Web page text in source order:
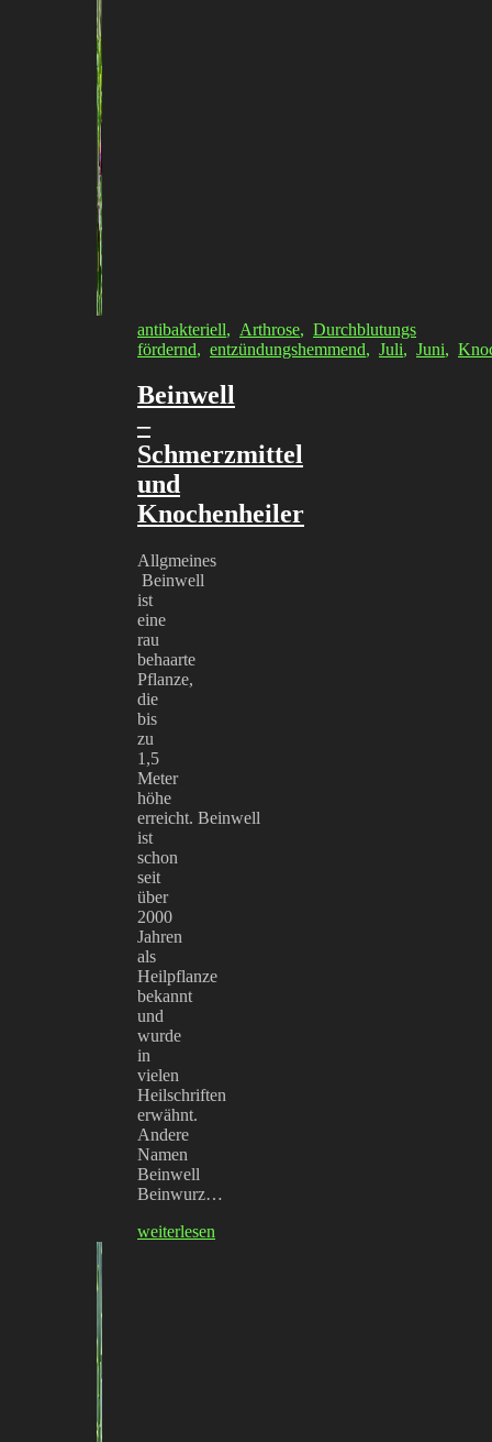
antibakteriell, Arthrose, Durchblutungs
fördernd, entzündungshemmend, Juli, Juni,
Beinwell
–
Schmerzmittel
und
Knochenheiler
Allgmeines
Beinwell
ist
eine
rau
behaarte
Pflanze,
die
bis
zu
1,5
Meter
höhe
erreicht. Beinwell
ist
schon
seit
über
2000
Jahren
als
Heilpflanze
bekannt
und
wurde
in
vielen
Heilschriften
erwähnt.
Andere
Namen
Beinwell
Beinwurz…
weiterlesen